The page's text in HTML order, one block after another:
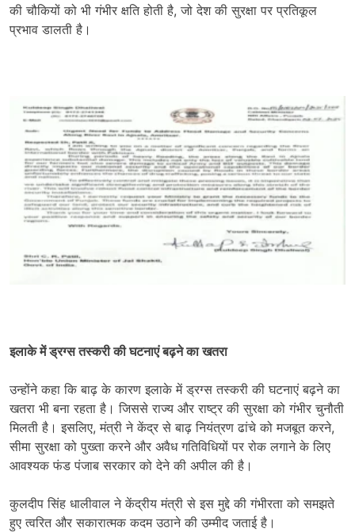
की चौकियों को भी गंभीर क्षति होती है, जो देश की सुरक्षा पर प्रतिकूल
प्रभाव डालती है।
इलाके में ड्रग्स तस्करी की घटनाएं बढ़ने का खतरा
उन्होंने कहा कि बाढ़ के कारण इलाके में ड्रग्स तस्करी की घटनाएं बढ़ने का
खतरा भी बना रहता है। जिससे राज्य और राष्ट्र की सुरक्षा को गंभीर चुनौती
मिलती है। इसलिए, मंत्री ने केंद्र से बाढ़ नियंत्रण ढांचे को मजबूत करने,
सीमा सुरक्षा को पुख्ता करने और अवैध गतिविधियों पर रोक लगाने के लिए
आवश्यक फंड पंजाब सरकार को देने की अपील की है।
कुलदीप सिंह धालीवाल ने केंद्रीय मंत्री से इस मुद्दे की गंभीरता को समझते
हुए त्वरित और सकारात्मक कदम उठाने की उम्मीद जताई है।